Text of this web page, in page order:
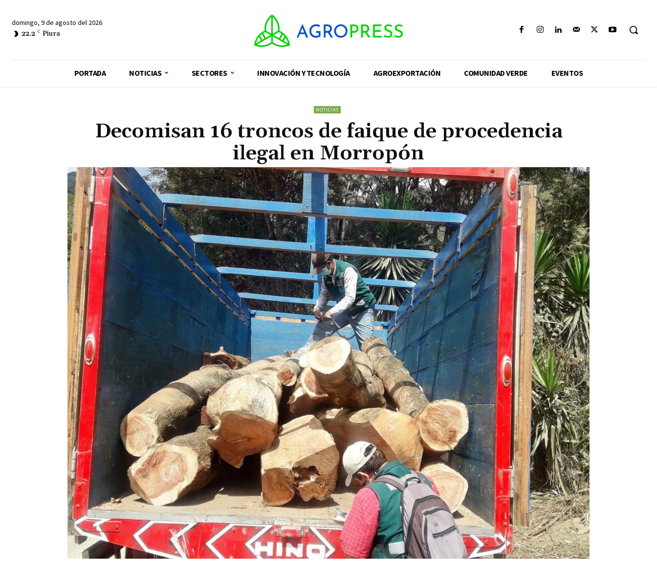
domingo, 9 de agosto del 2026
22.2 C Piura
PORTADA NOTICIAS SECTORES INNOVACIÓN Y TECNOLOGÍA AGROEXPORTACIÓN COMUNIDAD VERDE EVENTOS
NOTICIAS
Decomisan 16 troncos de faique de procedencia
ilegal en Morropón